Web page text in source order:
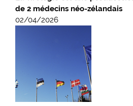
de 2 médecins néo-zélandais
02/04/2026